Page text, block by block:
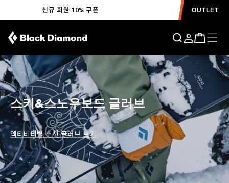
신규 회원 10% 쿠폰 OUTLET
스키&스노우보드 글러브
액티비티별 추천 글러브 보기